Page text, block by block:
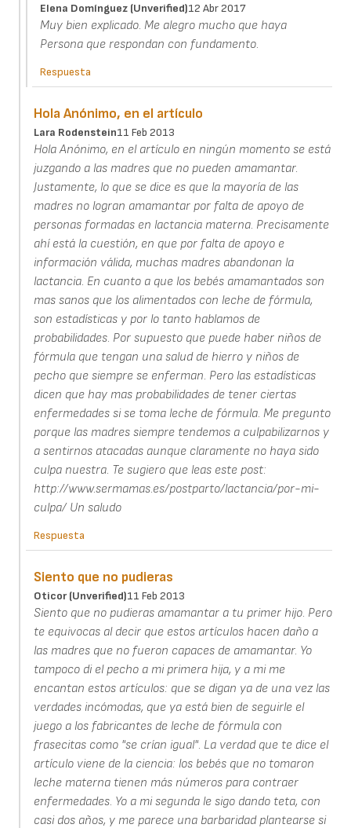
Elena Domínguez (unverified)12 Abr 2017
Muy bien explicado. Me alegro mucho que haya
Persona que respondan con fundamento.
Respuesta
Hola Anónimo, en el artículo
Lara Rodenstein11 Feb 2013
Hola Anónimo, en el artículo en ningún momento se está
juzgando a las madres que no pueden amamantar.
Justamente, lo que se dice es que la mayoría de las
madres no logran amamantar por falta de apoyo de
personas formadas en lactancia materna. Precisamente
ahí está la cuestión, en que por falta de apoyo e
información válida, muchas madres abandonan la
lactancia. En cuanto a que los bebés amamantados son
mas sanos que los alimentados con leche de fórmula,
son estadísticas y por lo tanto hablamos de
probabilidades. Por supuesto que puede haber niños de
fórmula que tengan una salud de hierro y niños de
pecho que siempre se enferman. Pero las estadísticas
dicen que hay mas probabilidades de tener ciertas
enfermedades si se toma leche de fórmula. Me pregunto
porque las madres siempre tendemos a culpabilizarnos y
a sentirnos atacadas aunque claramente no haya sido
culpa nuestra. Te sugiero que leas este post:
http://www.sermamas.es/postparto/lactancia/por-mi-
culpa/ Un saludo
Respuesta
Siento que no pudieras
Oticor (unverified)11 Feb 2013
Siento que no pudieras amamantar a tu primer hijo. Pero
te equivocas al decir que estos artículos hacen daño a
las madres que no fueron capaces de amamantar. Yo
tampoco di el pecho a mi primera hija, y a mi me
encantan estos artículos: que se digan ya de una vez las
verdades incómodas, que ya está bien de seguirle el
juego a los fabricantes de leche de fórmula con
frasecitas como "se crían igual". La verdad que te dice el
artículo viene de la ciencia: los bebés que no tomaron
leche materna tienen más números para contraer
enfermedades. Yo a mi segunda le sigo dando teta, con
casi dos años, y me parece una barbaridad plantearse si